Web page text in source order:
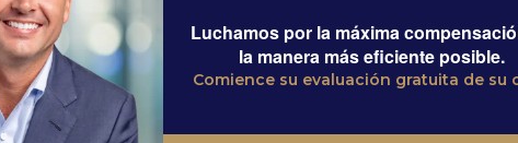
Luchamos por la máxima
la manera más eficiente posible.
Comience su evaluación gratuita de su